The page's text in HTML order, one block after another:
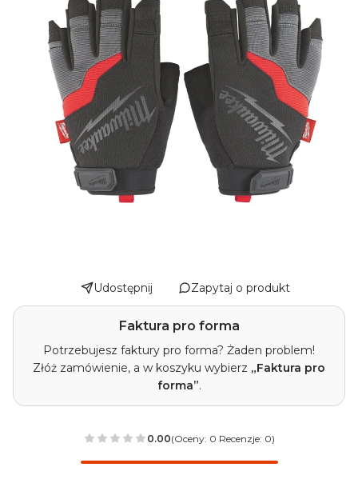
Udostępnij Zapytaj o produkt
Faktura pro forma
Potrzebujesz faktury pro forma? Żaden problem!
Złóż zamówienie, a w koszyku wybierz „Faktura pro
forma”.
0.00(Oceny: 0 Recenzje: 0)